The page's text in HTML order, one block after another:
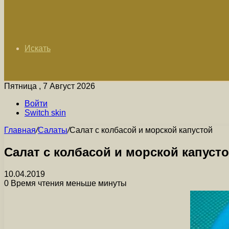
Искать
Пятница , 7 Август 2026
Войти
Switch skin
Главная/Салаты/Салат с колбасой и морской капустой
Салат с колбасой и морской
10.04.2019
0 Время чтения меньше минуты